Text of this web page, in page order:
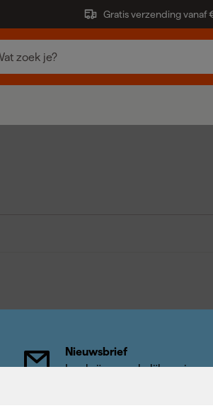
Gratis verzending vanaf
Nieuwsbrief
Inschrijven wekelijkse